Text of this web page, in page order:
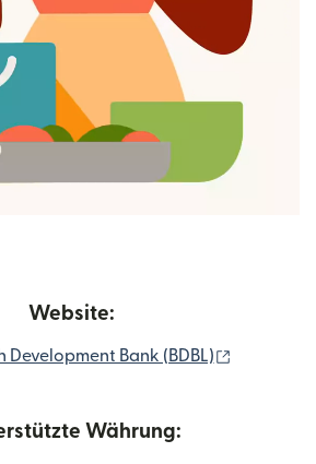
Website:
Development Bank (BDBL)
Währung: